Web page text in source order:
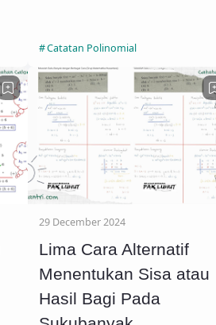
Catatan Polinomial
29 December 2024
Lima Cara Alternatif
Menentukan Sisa atau
Hasil Bagi Pada